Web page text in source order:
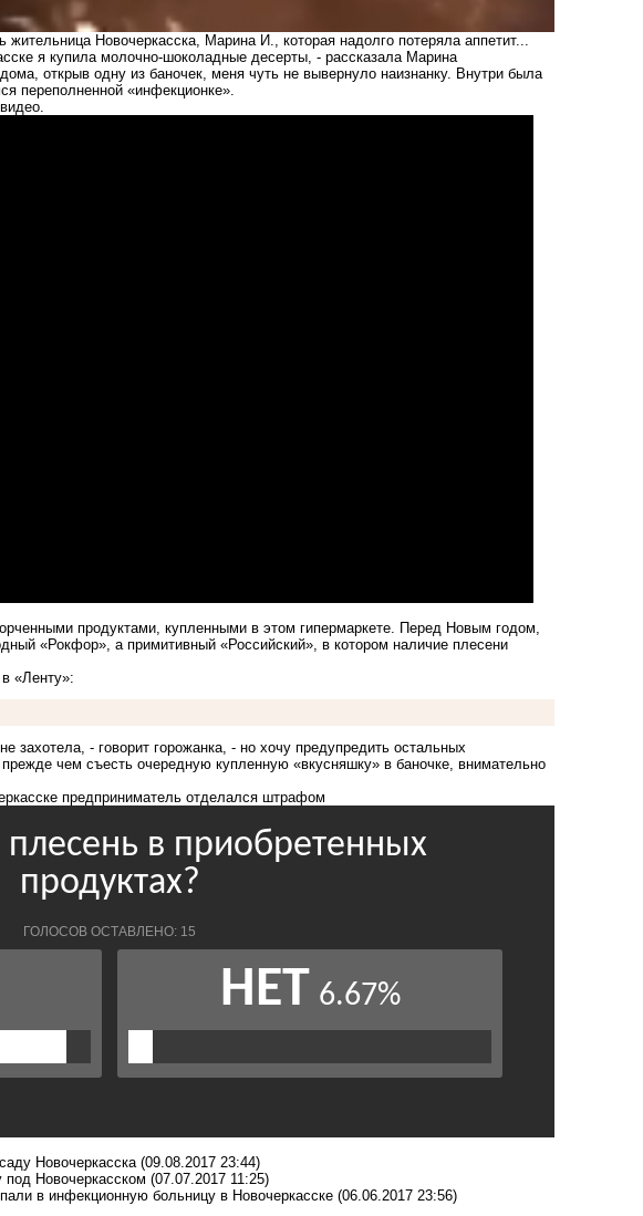
Новочеркасска, Марина И., которая надолго потеряла аппетит...
я купила молочно-шоколадные десерты, - рассказала Марина
открыв одну из баночек, меня чуть не вывернуло наизнанку. Внутри была
переполненной «инфекционке».
продуктами, купленными в этом гипермаркете. Перед Новым годом,
«Рокфор», а примитивный «Российский», в котором наличие плесени
«Ленту»:
захотела, - говорит горожанка, - но хочу предупредить остальных
чем съесть очередную купленную «вкусняшку» в баночке, внимательно
предприниматель отделался штрафом
Новочеркасска (09.08.2017 23:44)
Новочеркасском (07.07.2017 11:25)
в инфекционную больницу в Новочеркасске (06.06.2017 23:56)